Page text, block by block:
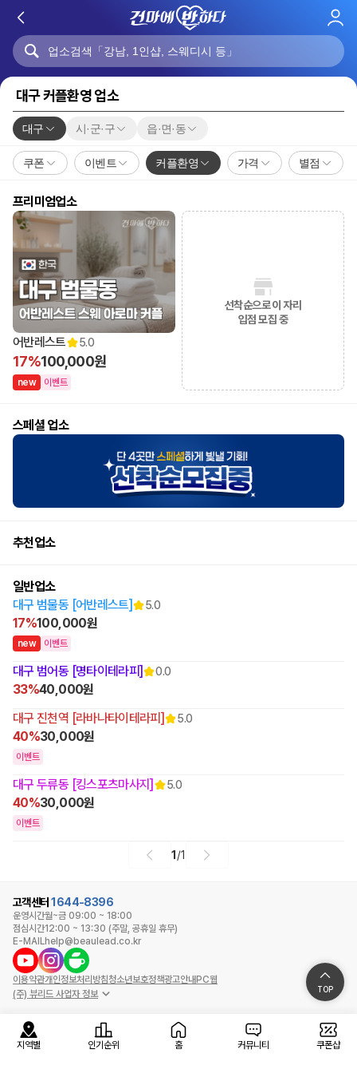
로
대구 커플환영 업소
대구 시·군·구 읍·면·동
쿠폰 이벤트 커플환영 가격 별점
프리미엄업소
10:00 오픈
어반레스트 5.0
17%100,000원
new 이벤트
선착순으로 이 자리
입점 모집 중
스페셜 업소
추천업소
일반업소
대구 범물동 [어반레스트]
5.0
17%100,000원
new 이벤트
대구 범어동 [명타이테라피] 0.0
33%40,000원
대구 진천역 [라바나타이테라피]
5.0
40%30,000원
이벤트
대구 두류동 [킹스포츠마사지] 5.0
40%30,000원
이벤트
1 /1
고객센터 1644-8396
운영시간월~금 09:00 ~ 18:00
점심시간12:00 ~ 13:30 (주말, 공휴일 휴무)
E-MAILhelp@beaulead.co.kr
이용약관개인정보처리방침청소년보호정책광고안내PC웹
(주) 뷰리드 사업자 정보
지역별 인기순위 홈 커뮤니티 쿠폰샵
TOP